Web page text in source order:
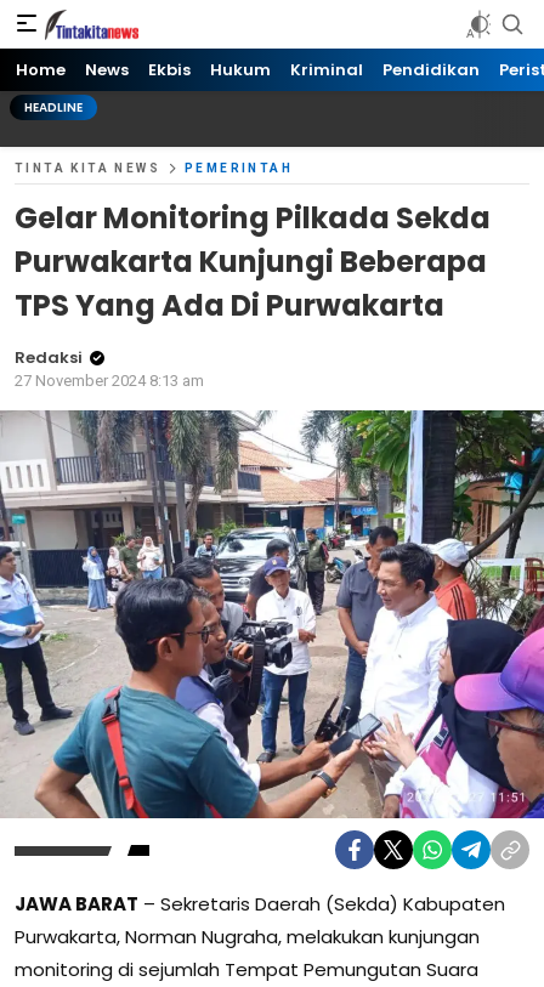
Tinta kita News
Informasi Terkini
Home News Ekbis Hukum Kriminal Pendidikan
HEADLINE
TINTA KITA NEWS PEMERINTAH
Gelar Monitoring Pilkada Sekda
Purwakarta Kunjungi Beberapa
TPS Yang Ada Di Purwakarta
Redaksi
27 November 2024 8:13 am
JAWA BARAT – Sekretaris Daerah (Sekda) Kabupaten
Purwakarta, Norman Nugraha, melakukan kunjungan
monitoring di sejumlah Tempat Pemungutan Suara